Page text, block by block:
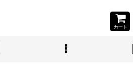
カート